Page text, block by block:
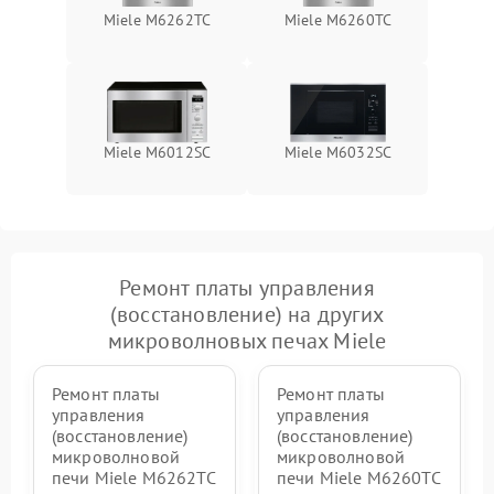
Miele M6262TC Miele M6260TC
Miele M6012SC Miele M6032SC
Ремонт платы управления
(восстановление) на других
микроволновых печах Miele
Ремонт платы
управления
(восстановление)
микроволновой
печи Miele M6262TC
Ремонт платы
управления
(восстановление)
микроволновой
печи Miele M6260TC